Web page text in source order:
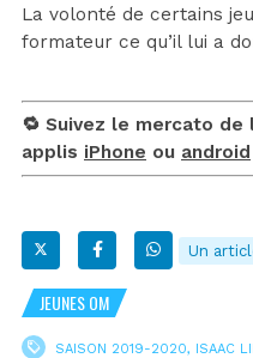
La volonté de certains
formateur ce qu’il lui a
🔁 Suivez le mercato de
applis iPhone ou android
Un
JEUNES OM
SAISON 2019-2020, ISAAC